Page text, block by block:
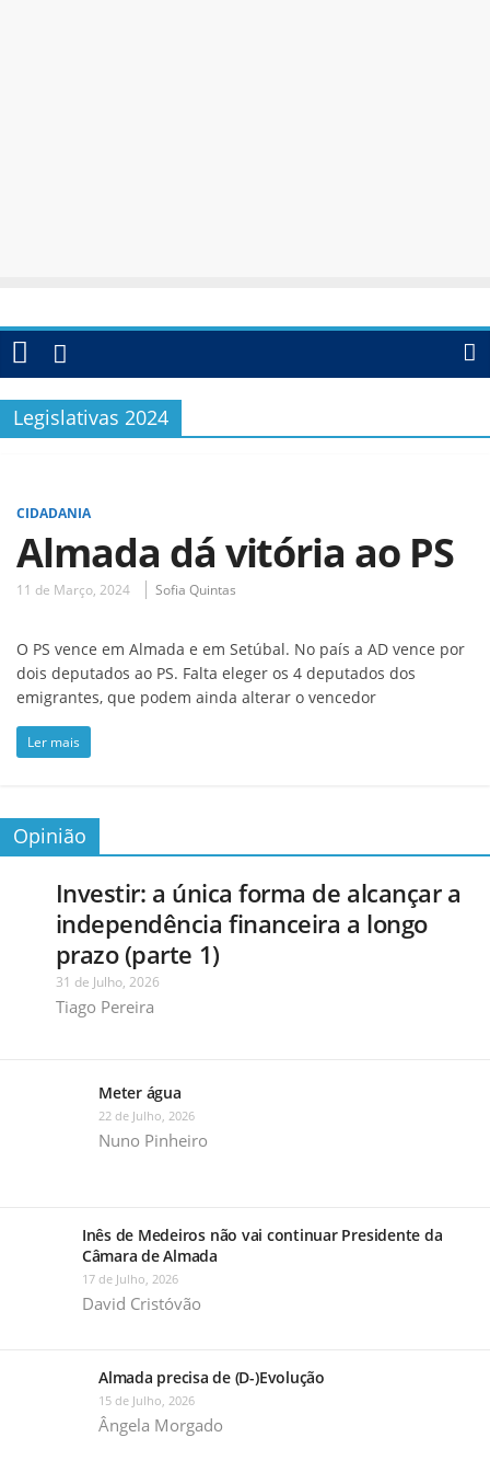
Legislativas 2024
CIDADANIA
Almada dá vitória ao PS
11 de Março, 2024 Sofia Quintas
O PS vence em Almada e em Setúbal. No país a AD vence por
dois deputados ao PS. Falta eleger os 4 deputados dos
emigrantes, que podem ainda alterar o vencedor
Ler mais
Opinião
Investir: a única forma de alcançar a
independência financeira a longo
prazo (parte 1)
31 de Julho, 2026
Tiago Pereira
Meter água
22 de Julho, 2026
Nuno Pinheiro
Inês de Medeiros não vai continuar Presidente da
Câmara de Almada
17 de Julho, 2026
David Cristóvão
Almada precisa de (D-)Evolução
15 de Julho, 2026
Ângela Morgado